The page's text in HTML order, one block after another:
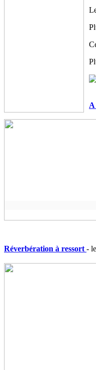
A
Réverbération à ressort -